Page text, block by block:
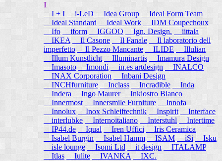
I
I + I
i-LeD Idea Group
Ideal Form Team
Ideal Standard
Ideal Work
IDM Coupechoux
Ifo
iform IGGOO Ign. Design.
iittala
IKEA
Il Casone Il Fanale
Il laboratorio dell
imperfetto
Il Pezzo Mancante ILIDE
Illulian
Illum Kunstlicht
Illuminartis
Imamura Design
Imasoto
Imondi in.es artdesign
INALCO
INAX Corporation
Inbani Design
INCHfurniture
Inclass Incradible
Inda
Indera
Ingo Maurer
Inkiostro Bianco
Innermost
Innersmile Furniture
Innofa
Innolux
Inox Schleiftechnik Inspirit
Interface
interlubke
Internoitaliano Interstuhl
Intertime
IP44.de
Iqual Iren Uffici
Iris Ceramica
Isabel Burgin
Isabel Hamm ISAM iSi Isku
isle lounge
Isomi Ltd it design
ITALAMP
Itlas
Iulite IVANKA IXC.